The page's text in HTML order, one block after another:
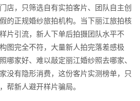
店，只筛选自有实拍客片、团队自主创
的正规婚纱旅拍机构。当下丽江旅拍核
片引流，新人下单后拍摄团队水平不
图完全不符，大量新人拍完落差感极
哪家好、难以敲定丽江婚纱照去哪家、
没有隐形消费，这份客片实测榜单，只
帮新人避开样片骗局。